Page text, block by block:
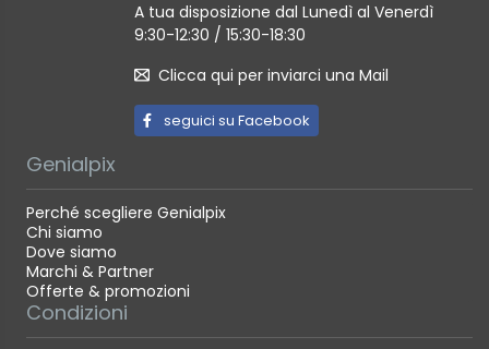
A tua disposizione dal Lunedì al Venerdì
9:30-12:30 / 15:30-18:30
Clicca qui per inviarci una Mail
seguici su Facebook
Genialpix
Perché scegliere Genialpix
Chi siamo
Dove siamo
Marchi & Partner
Offerte & promozioni
Condizioni